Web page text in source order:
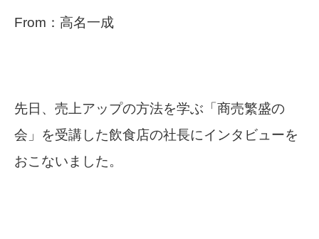
From：高名一成
先日、売上アップの方法を学ぶ「商売繁盛の
会」を受講した飲食店の社長にインタビューを
おこないました。